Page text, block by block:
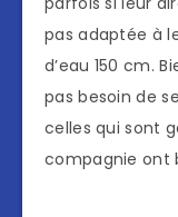
pas adaptée à
d’eau 150 cm.
pas besoin de
celles qui sont
compagnie ont